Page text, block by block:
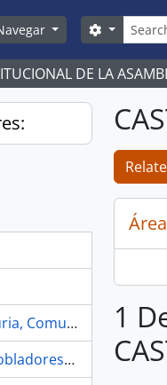
Search
DE LA
Caso de la Comuna Curia, Comuna Ancestral Las Tunas, Comunidad Ayampe, Comunidad Ancestral Indígena San Miguel del Morro
casos de amnistía a pobladores de las Naves y Chillanes de la provincia Bolívar
1